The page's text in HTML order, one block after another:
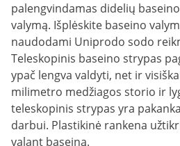
palengvindamas didelių
valymą. Išplėskite baseino
naudodami Uniprodo sodo
Teleskopinis baseino strypas
ypač lengva valdyti, net ir
milimetro medžiagos storio ir
teleskopinis strypas yra
darbui. Plastikinė rankena
valant baseiną.